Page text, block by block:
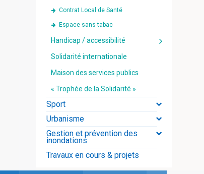
Contrat Local de Santé
Espace sans tabac
Handicap / accessibilité
Solidarité internationale
Maison des services publics
« Trophée de la Solidarité »
Sport
Urbanisme
Gestion et prévention des
inondations
Travaux en cours & projets